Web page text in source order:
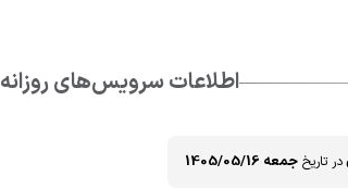
اطلاعات سرویس‌های روزانه
در تاریخ جمعه 1405/05/16